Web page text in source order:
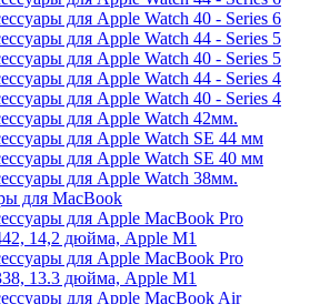
для Apple Watch 40 - Series 6
для Apple Watch 44 - Series 5
для Apple Watch 40 - Series 5
для Apple Watch 44 - Series 4
для Apple Watch 40 - Series 4
для Apple Watch 42мм.
для Apple Watch SE 44 мм
для Apple Watch SE 40 мм
для Apple Watch 38мм.
для MacBook
для Apple MacBook Pro
14,2 дюйма, Apple M1
для Apple MacBook Pro
13.3 дюйма, Apple M1
для Apple MacBook Air